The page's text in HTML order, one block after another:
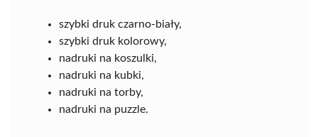
szybki druk czarno-biały,
szybki druk kolorowy,
nadruki na koszulki,
nadruki na kubki,
nadruki na torby,
nadruki na puzzle.